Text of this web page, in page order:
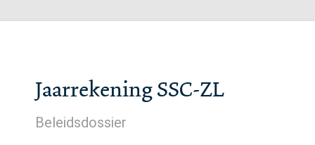
Jaarrekening SSC-ZL
Beleidsdossier